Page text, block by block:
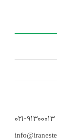
۰۲۱-۹۱۳۰۰۰۱۳